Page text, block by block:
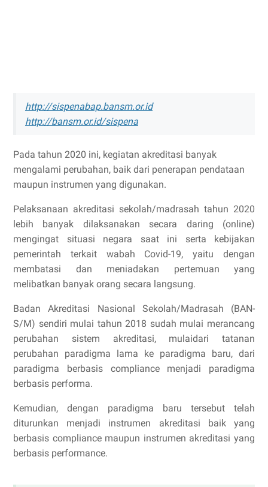
http://sispenabap.bansm.or.id
http://bansm.or.id/sispena
Pada tahun 2020 ini, kegiatan akreditasi banyak
mengalami perubahan, baik dari penerapan pendataan
maupun instrumen yang digunakan.
Pelaksanaan akreditasi sekolah/madrasah tahun 2020
lebih banyak dilaksanakan secara daring (online)
mengingat situasi negara saat ini serta kebijakan
pemerintah terkait wabah Covid-19, yaitu dengan
membatasi dan meniadakan pertemuan yang
melibatkan banyak orang secara langsung.
Badan Akreditasi Nasional Sekolah/Madrasah (BAN-
S/M) sendiri mulai tahun 2018 sudah mulai merancang
perubahan sistem akreditasi, mulaidari tatanan
perubahan paradigma lama ke paradigma baru, dari
paradigma berbasis compliance menjadi paradigma
berbasis performa.
Kemudian, dengan paradigma baru tersebut telah
diturunkan menjadi instrumen akreditasi baik yang
berbasis compliance maupun instrumen akreditasi yang
berbasis performance.